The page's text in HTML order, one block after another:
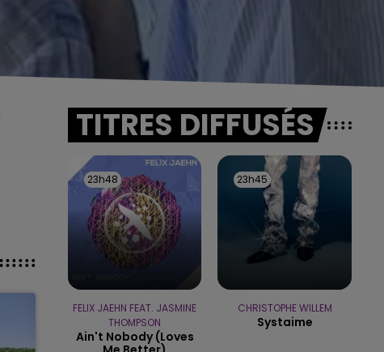
TITRES DIFFUSÉS
23h48
23h48
FELIX JAEHN FEAT. JASMINE
THOMPSON
Ain't Nobody (loves
23h45
23h45
CHRISTOPHE WILLEM
Systaime